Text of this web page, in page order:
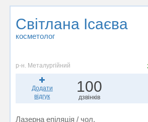
Світлана Ісаєва
косметолог
р-н. Металургійний
Додати
відгук
100
дзвінків
Лазерна епіляція / чол.